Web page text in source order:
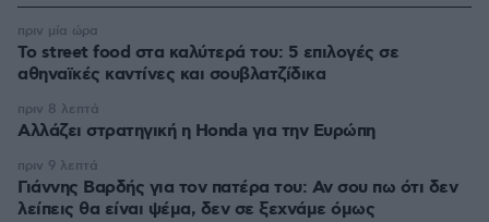
Το street food στα καλύτερά του: 5 επιλογές σε
αθηναϊκές καντίνες και σουβλατζίδικα
πριν μία ώρα
Αλλάζει στρατηγική η Honda για την Ευρώπη
πριν 8 λεπτά
Γιάννης Βαρδής για τον πατέρα του: Αν σου πω ότι δεν
λείπεις θα είναι ψέμα, δεν σε ξεχνάμε όμως
πριν 9 λεπτά